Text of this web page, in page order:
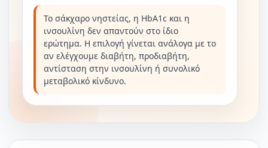
Το σάκχαρο νηστείας, η HbA1c και η
ινσουλίνη δεν απαντούν στο ίδιο
ερώτημα. Η επιλογή γίνεται ανάλογα με το
αν ελέγχουμε διαβήτη, προδιαβήτη,
αντίσταση στην ινσουλίνη ή συνολικό
μεταβολικό κίνδυνο.